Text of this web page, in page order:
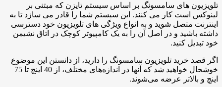
تلویزیون های سامسونگ بر اساس سیستم تایزن که مبتنی بر
لینوکس است کار می کنند. این سیستم شما را قادر می سازد تا به
اینترنت متصل شوید و به انواع ویژگی های تلویزیون خود دسترسی
داشته باشید و در اصل آن را به یک کامپیوتر کوچک در اتاق نشیمن
خود تبدیل کنید.
اگر قصد خرید تلویزیون سامسونگ را دارید، از دانستن این موضوع
خوشحال خواهید شد که آنها در اندازه‌های مختلف، از 40 اینچ تا 75
اینچ و بالاتر عرضه می‌شوند.